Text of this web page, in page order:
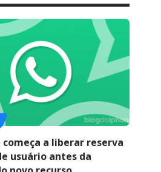
começa a liberar reserva
usuário antes da